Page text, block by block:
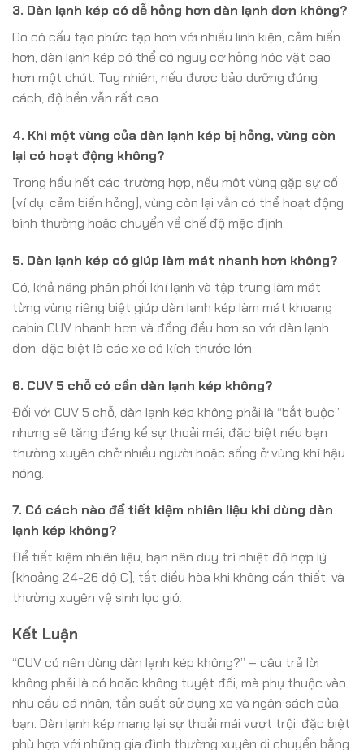
3. Dàn lạnh kép có dễ hỏng hơn dàn lạnh đơn không?
Do có cấu tạo phức tạp hơn với nhiều linh kiện, cảm biến
hơn, dàn lạnh kép có thể có nguy cơ hỏng hóc vặt cao
hơn một chút. Tuy nhiên, nếu được bảo dưỡng đúng
cách, độ bền vẫn rất cao.
4. Khi một vùng của dàn lạnh kép bị hỏng, vùng còn
lại có hoạt động không?
Trong hầu hết các trường hợp, nếu một vùng gặp sự cố
(ví dụ: cảm biến hỏng), vùng còn lại vẫn có thể hoạt động
bình thường hoặc chuyển về chế độ mặc định.
5. Dàn lạnh kép có giúp làm mát nhanh hơn không?
Có, khả năng phân phối khí lạnh và tập trung làm mát
từng vùng riêng biệt giúp dàn lạnh kép làm mát khoang
cabin CUV nhanh hơn và đồng đều hơn so với dàn lạnh
đơn, đặc biệt là các xe có kích thước lớn.
6. CUV 5 chỗ có cần dàn lạnh kép không?
Đối với CUV 5 chỗ, dàn lạnh kép không phải là “bắt buộc”
nhưng sẽ tăng đáng kể sự thoải mái, đặc biệt nếu bạn
thường xuyên chở nhiều người hoặc sống ở vùng khí hậu
nóng.
7. Có cách nào để tiết kiệm nhiên liệu khi dùng dàn
lạnh kép không?
Để tiết kiệm nhiên liệu, bạn nên duy trì nhiệt độ hợp lý
(khoảng 24-26 độ C), tắt điều hòa khi không cần thiết, và
thường xuyên vệ sinh lọc gió.
Kết Luận
“CUV có nên dùng dàn lạnh kép không?” – câu trả lời
không phải là có hoặc không tuyệt đối, mà phụ thuộc vào
nhu cầu cá nhân, tần suất sử dụng xe và ngân sách của
bạn. Dàn lạnh kép mang lại sự thoải mái vượt trội, đặc biệt
phù hợp với những gia đình thường xuyên di chuyển bằng